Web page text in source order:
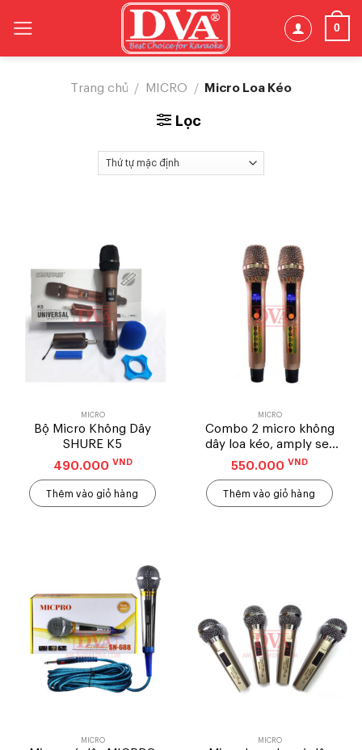
content
0
Trang chủ / MICRO / Micro Loa Kéo
Lọc
MICRO
Bộ Micro Không Dây
SHURE K5
490.000 VND
Thêm vào giỏ hàng
MICRO
Combo 2 micro không
dây loa kéo, amply set
tần số và Volume – Ngũ
giác
550.000 VND
Thêm vào giỏ hàng
MICRO MICRO